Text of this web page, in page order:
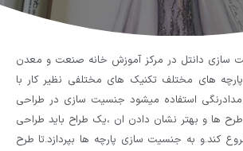
سازی دانتل در مرکز آموزش خانه صنعت و معدن
های مختلف تکنیک های مختلفی نظیر کار با
مدادرنگی استفاده میشود جنسیت سازی در طراحی
ها و بهتر نشان دادن ان ،یک طراح باید طراحی
کند.و به جنسیت سازی پارچه ها بپردازد.تا طرح